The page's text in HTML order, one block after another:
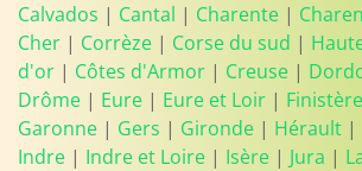
Calvados | Cantal | Charente |
Cher | Corrèze | Corse du sud |
d'or | Côtes d'Armor | Creuse |
Drôme | Eure | Eure et Loir | Finistère
Garonne | Gers | Gironde | Hérault |
Indre | Indre et Loire | Isère | Jura |